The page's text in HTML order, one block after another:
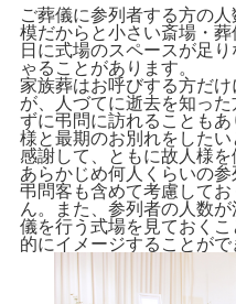
ご葬儀に参列者する方の
模だからと小さい斎場・
日に式場のスペースが足
ゃることがあります。
家族葬はお呼びする方だ
が、人づてに逝去を知っ
ずに弔問に訪れることも
様と最期のお別れをした
感謝して、ともに故人様
あらかじめ何人くらいの
弔問客も含めて考慮して
ん。また、参列者の人数
儀を行う式場を見ておく
的にイメージすることがで